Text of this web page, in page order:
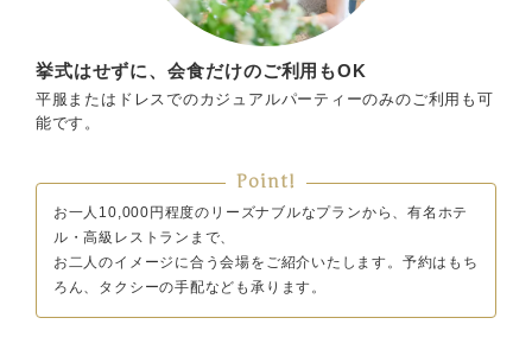
挙式はせずに、会食だけのご利用もOK
平服またはドレスでのカジュアルパーティーのみのご利用も可
能です。
Point!
お一人10,000円程度のリーズナブルなプランから、有名ホテ
ル・高級レストランまで、
お二人のイメージに合う会場をご紹介いたします。予約はもち
ろん、タクシーの手配なども承ります。